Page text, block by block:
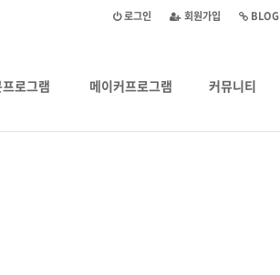
BLOG
회원가입
로그인
로그램 메이커프로그램 커뮤니티